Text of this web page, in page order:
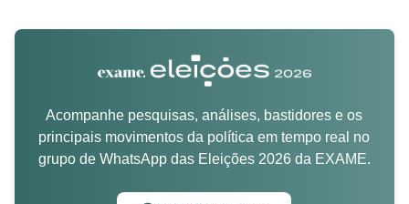
Acompanhe pesquisas, análises, bastidores e os
principais movimentos da política em tempo real no
grupo de WhatsApp das Eleições 2026 da EXAME.